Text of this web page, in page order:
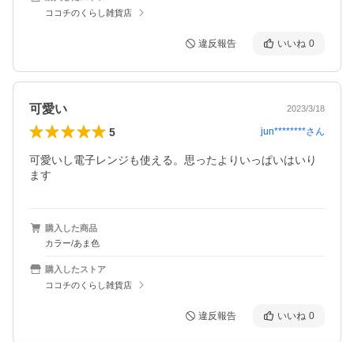
ココチのくらし雑貨店
違反報告 いいね 0
可愛い 2023/3/18
5 jun********さん
可愛いし電子レンジも使える。思ったよりいっぱいはいり
ます
購入した商品
カラー/あま色
購入したストア
ココチのくらし雑貨店
違反報告 いいね 0